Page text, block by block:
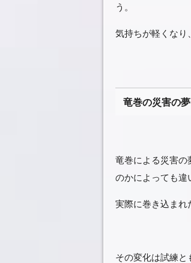
う。
気持ちが軽くなり
竜巻の災害の夢
竜巻による災害の
のかによっても違
実際に巻き込まれ
その変化は試練